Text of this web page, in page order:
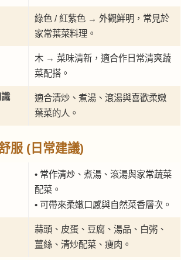
綠色 / 紅紫色 → 外觀鮮明，常見於
家常葉菜料理。
木 → 菜味清新，適合作日常清爽蔬
菜配搭。
適合清炒、煮湯、滾湯與喜歡柔嫩
葉菜的人。
服 (日常建議)
• 常作清炒、煮湯、滾湯與家常蔬菜
配菜。
• 可帶來柔嫩口感與自然菜香層次。
蒜頭、皮蛋、豆腐、湯品、白粥、
薑絲、清炒配菜、瘦肉。